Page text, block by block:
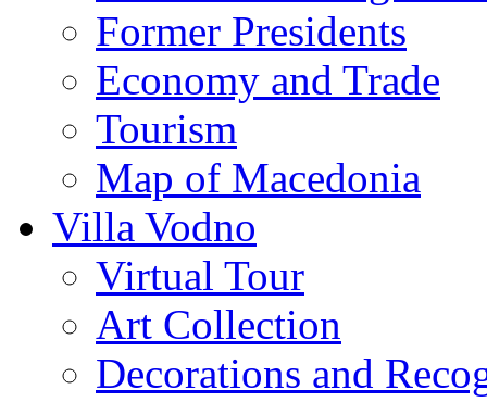
Former Presidents
Economy and Trade
Tourism
Map of Macedonia
Villa Vodno
Virtual Tour
Art Collection
Decorations and